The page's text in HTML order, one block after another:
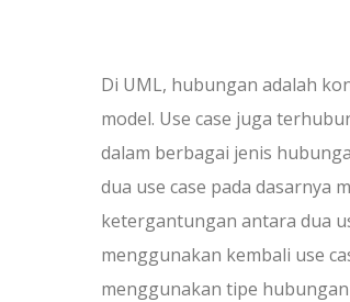
Di UML, hubungan adalah
model. Use case juga
dalam berbagai jenis
dua use case pada dasarnya
ketergantungan antara dua
menggunakan kembali use
menggunakan tipe